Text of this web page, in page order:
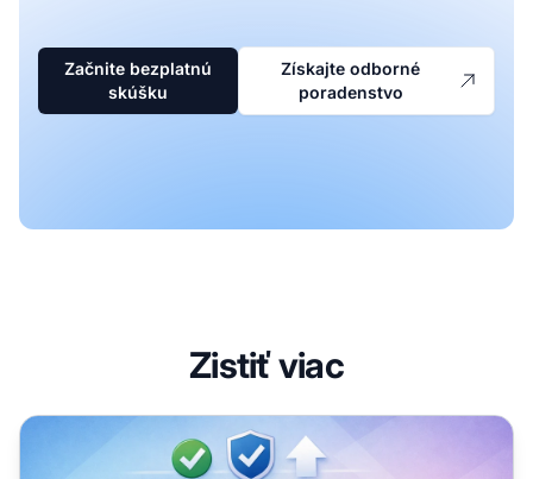
Začnite bezplatnú
skúšku
Získajte odborné
poradenstvo
Zistiť viac
Ako sociálny dôkaz zlepšuje affiliate marketingový